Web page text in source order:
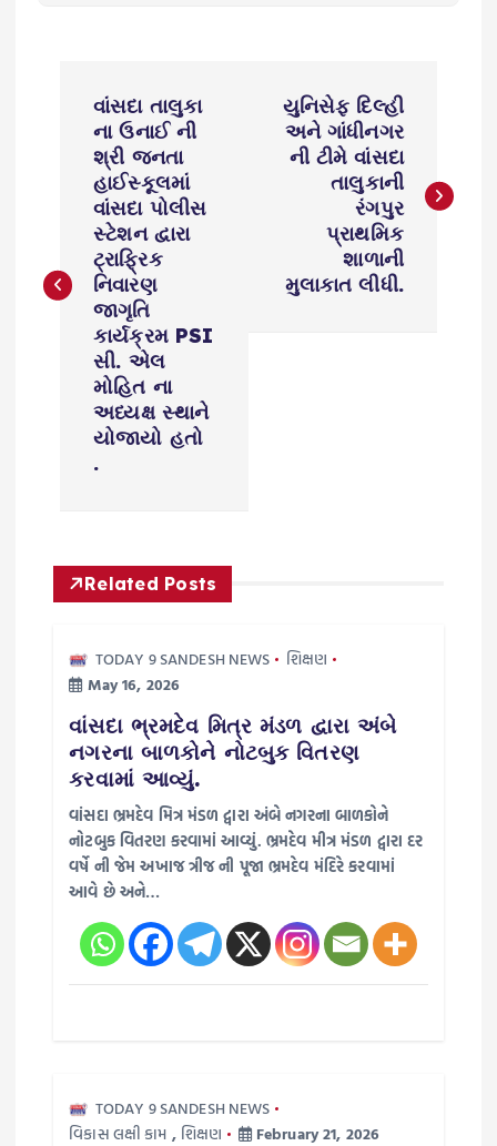
n
a
વાંસદા તાલુકા
ના ઉનાઈ ની
શ્રી જનતા
હાઈસ્કૂલમાં
વાંસદા પોલીસ
સ્ટેશન દ્વારા
ટ્રાફ્રિક
નિવારણ
જાગૃતિ
કાર્યક્રમ PSI
સી. એલ
મોહિત ના
અધ્યક્ષ સ્થાને
યોજાયો હતો
.
યુનિસેફ દિલ્હી
અને ગાંધીનગર
ની ટીમે વાંસદા
તાલુકાની
રંગપુર
પ્રાથમિક
શાળાની
મુલાકાત લીધી.
Related Posts
TODAY 9 SANDESH NEWS
શિક્ષણ
May 16, 2026
વાંસદા ભ્રમદેવ મિત્ર મંડળ દ્વારા અંબે
નગરના બાળકોને નોટબુક વિતરણ
કરવામાં આવ્યું.
વાંસદા ભ્રમદેવ મિત્ર મંડળ દ્વારા અંબે નગરના બાળકોને
નોટબુક વિતરણ કરવામાં આવ્યું. ભ્રમદેવ મીત્ર મંડળ દ્વારા દર
વર્ષે ની જેમ અખાજ ત્રીજ ની પૂજા ભ્રમદેવ મંદિરે કરવામાં
આવે છે અને…
TODAY 9 SANDESH NEWS
વિકાસ લક્ષી કામ , શિક્ષણ February 21, 2026